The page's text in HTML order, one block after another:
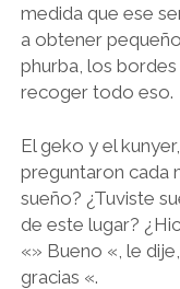
medida que ese
a obtener
phurba, los
recoger todo eso.
El geko y el
preguntaron cada
sueño? ¿Tuviste
de este lugar?
«» Bueno «, le
gracias «.